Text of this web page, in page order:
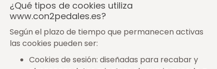
¿Qué tipos de cookies utiliza
www.con2pedales.es?
Según el plazo de tiempo que permanecen activas
las cookies pueden ser:
Cookies de sesión: diseñadas para recabar y